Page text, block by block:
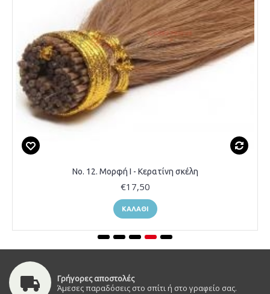
Νο. 12. Μορφή Ι - Κερατίνη σκέλη
€17,50
ΚΑΛΆΘΙ
Γρήγορες αποστολές
Άμεσες παραδόσεις στο σπίτι ή στο γραφείο σας.